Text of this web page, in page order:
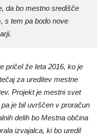
da bo mestno središče
s tem pa bodo nove
pričel že leta 2016, ko je
za ureditev mestne
Projekt je mestni svet
je bil uvrščen v proračun
delih bo Mestna občina
izvajalca, ki bo uredil